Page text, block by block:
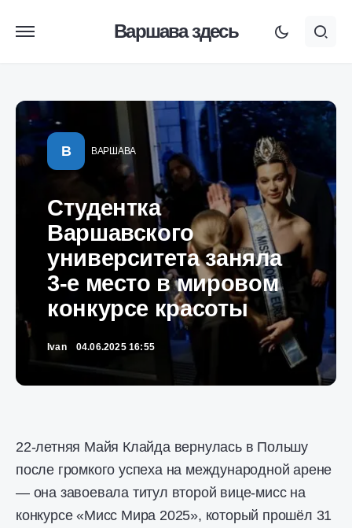
Варшава здесь
В ВАРШАВА
Студентка
Варшавского
университета заняла
3-е место в мировом
конкурсе красоты
Ivan 04.06.2025 16:55
22-летняя Майя Клайда вернулась в Польшу
после громкого успеха на международной арене
— она завоевала титул второй вице-мисс на
конкурсе «Мисс Мира 2025», который прошёл 31